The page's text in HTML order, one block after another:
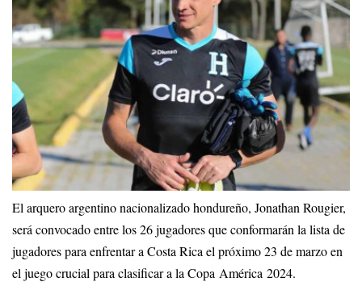
El arquero argentino nacionalizado hondureño, Jonathan Rougier,
será convocado entre los 26 jugadores que conformarán la lista de
jugadores para enfrentar a Costa Rica el próximo 23 de marzo en
el juego crucial para clasificar a la Copa América 2024.